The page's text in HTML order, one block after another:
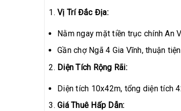
Vị Trí Đắc Địa:
Nằm ngay mặt tiền trục chính An
Gần chợ Ngã 4 Gia Vĩnh, thuận
Diện Tích Rộng Rãi:
Diện tích 10x42m, tổng diện tích
Giá Thuê Hấp Dẫn: